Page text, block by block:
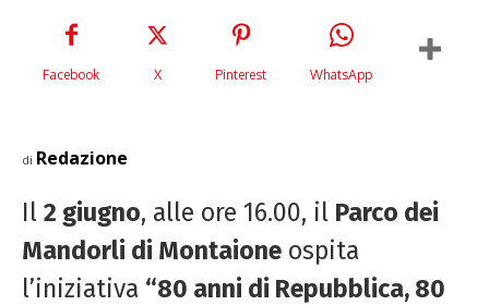
Facebook X Pinterest WhatsApp
di Redazione
Il 2 giugno, alle ore 16.00, il Parco dei
Mandorli di Montaione ospita
l’iniziativa “80 anni di Repubblica, 80